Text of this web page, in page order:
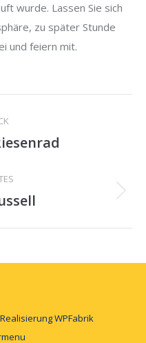
wurde. Lassen Sie sich
zu später Stunde
und feiern mit.
WPFabrik